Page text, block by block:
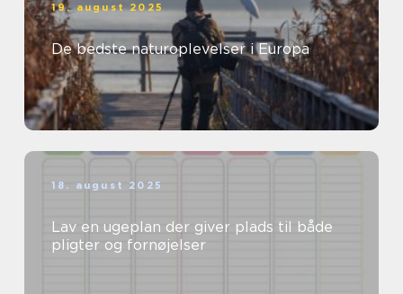
19. august 2025
De bedste naturoplevelser i Europa
18. august 2025
Lav en ugeplan der giver plads til både
pligter og fornøjelser